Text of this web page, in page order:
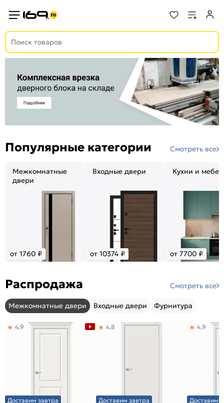
Популярные категории Смотреть все
Межкомнатные
двери
от 1760 ₽
Входные двери
от 10374 ₽
Кухни и
от 7700 ₽
Распродажа Смотреть все
Межкомнатные двери Входные двери Фурнитура
Доставим завтра
4,9
Доставим завтра
4,8
Доставим
4,9